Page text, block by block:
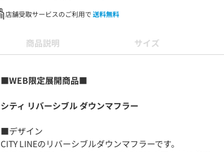
店舗受取サービスのご利用で送料無料
商品説明 サイズ
■WEB限定展開商品■
シティ リバーシブル ダウンマフラー
■デザイン
CITY LINEのリバーシブルダウンマフラーです。